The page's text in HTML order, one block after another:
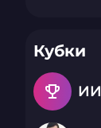
Кубки
emoji_events ИИ